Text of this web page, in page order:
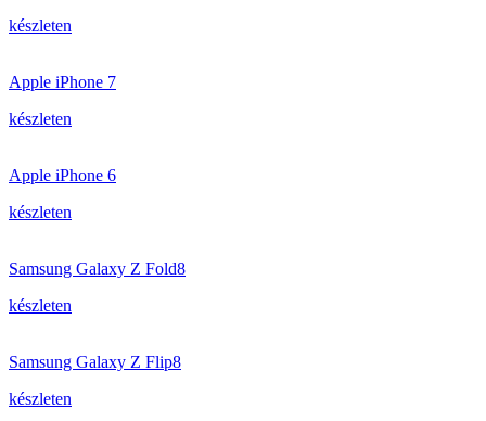
készleten
Apple iPhone 7
készleten
Apple iPhone 6
készleten
Samsung Galaxy Z Fold8
készleten
Samsung Galaxy Z Flip8
készleten